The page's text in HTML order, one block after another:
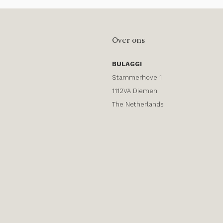
Over ons
BULAGGI
Stammerhove 1
1112VA Diemen
The Netherlands